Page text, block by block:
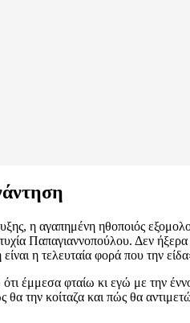
η αγαπημένη ηθοποιός
Παπαγιαννοπούλου. Δεν ήξερα
η τελευταία φορά που την
έμμεσα φταίω κι εγώ με την
την κοίταζα και πώς θα